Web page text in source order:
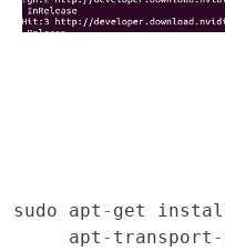
sudo apt - get
apt - transport -